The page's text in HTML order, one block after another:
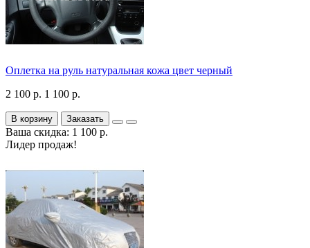
Оплетка на руль натуральная кожа цвет черный
2 100 р. 1 100 р.
В корзину Заказать
Ваша скидка: 1 100 р.
Лидер продаж!